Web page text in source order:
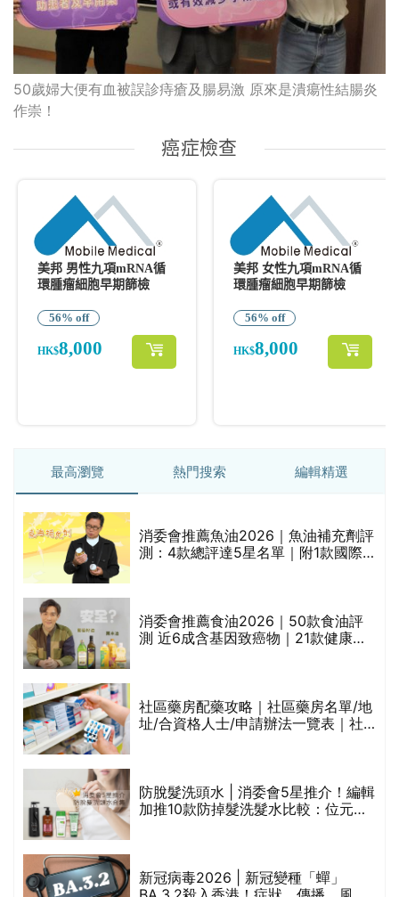
50歲婦大便有血被誤診痔瘡及腸易激 原來是潰瘍性結腸炎
作崇！
最高瀏覽 熱門搜索 編輯精選
消委會推薦魚油2026｜魚油補充劑評
測：4款總評達5星名單｜附1款國際
消委會推薦食油2026｜50款食油評
測 近6成含基因致癌物｜21款健康煮
社區藥房配藥攻略｜社區藥房名單/地
址/合資格人士/申請辦法一覽表｜社
防脫髮洗頭水 | 消委會5星推介！編輯
加推10款防掉髮洗髮水比較：位元
新冠病毒2026 | 新冠變種「蟬」